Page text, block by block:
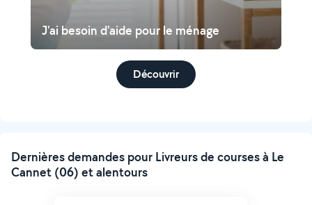
J'ai besoin d'aide pour le ménage
Découvrir
Dernières demandes pour Livreurs de courses à Le
Cannet (06) et alentours